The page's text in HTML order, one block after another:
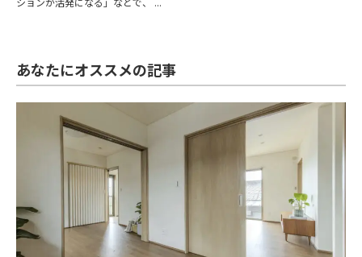
あなたにオススメの記事